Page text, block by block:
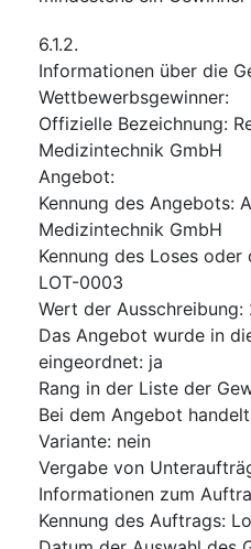
6.1.2.
Informationen über die
Wettbewerbsgewinner:
Offizielle Bezeichnung:
Medizintechnik GmbH
Angebot:
Kennung des Angebots:
Medizintechnik GmbH
Kennung des Loses
LOT-0003
Wert der Ausschreibung:
Das Angebot wurde in
eingeordnet: ja
Rang in der Liste der
Bei dem Angebot
Variante: nein
Vergabe von
Informationen zum
Kennung des Auftrags: